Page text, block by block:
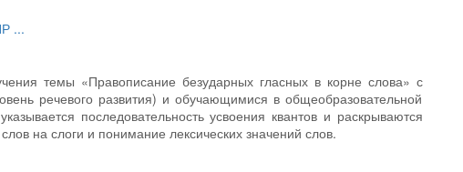
...
темы «Правописание безударных гласных в корне слова» с
речевого развития) и обучающимися в общеобразовательной
последовательность усвоения квантов и раскрываются
на слоги и понимание лексических значений слов.